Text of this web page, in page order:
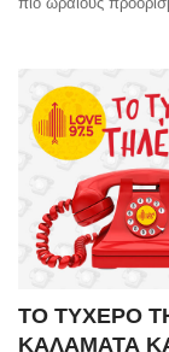
ΤΟ ΤΥΧΕΡΟ
ΚΑΛΑΜΑΤΑ